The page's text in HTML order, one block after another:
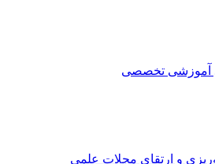
آموزشی تخصصی
و ارتقای مجلات علمی